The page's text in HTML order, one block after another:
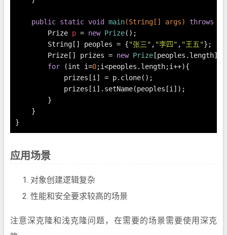
public static void main(String[] args) throws
Prize p = new Prize();
        String[] peoples = {
"张三" , "李四" , "王五"};
        Prize[] prizes =
new Prize [peoples.length];
for (int i=0;i<peoples.length;i++){
            prizes[i] = p.clone();
            prizes[i].setName(peoples[i]);
        }
    }
}
应用场景
对象创建逻辑复杂
性能和安全要求较高的场景
注意深克隆和浅克隆问题，在需要的场景需要使用深克